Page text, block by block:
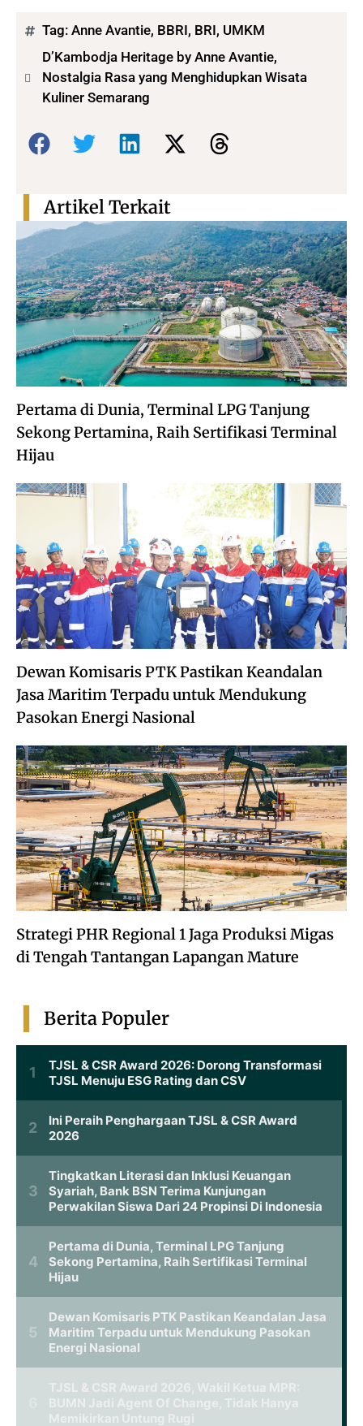
Tag: Anne Avantie, BBRI, BRI, UMKM
D’Kambodja Heritage by Anne Avantie,
Nostalgia Rasa yang Menghidupkan Wisata
Kuliner Semarang
Bagikan:
Pertama di Dunia, Terminal LPG Tanjung
Sekong Pertamina, Raih Sertifikasi Terminal
Hijau
Dewan Komisaris PTK Pastikan Keandalan
Jasa Maritim Terpadu untuk Mendukung
Pasokan Energi Nasional
Strategi PHR Regional 1 Jaga Produksi Migas
di Tengah Tantangan Lapangan Mature
Artikel Terkait
Berita Populer